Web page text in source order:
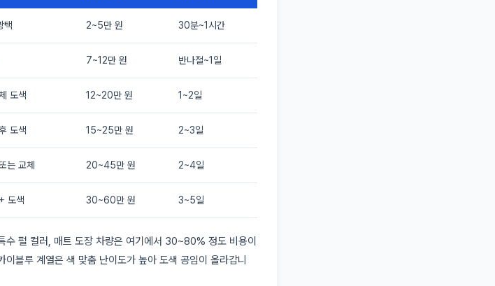
택 2~5만 원 30분~1시간
7~12만 원 반나절~1일
도색 12~20만 원 1~2일
도색 15~25만 원 2~3일
는 교체 20~45만 원 2~4일
도색 30~60만 원 3~5일
수 펄 컬러, 매트 도장 차량은 여기에서 30~80% 정도 비용이
블루 계열은 색 맞춤 난이도가 높아 도색 공임이 올라갑니